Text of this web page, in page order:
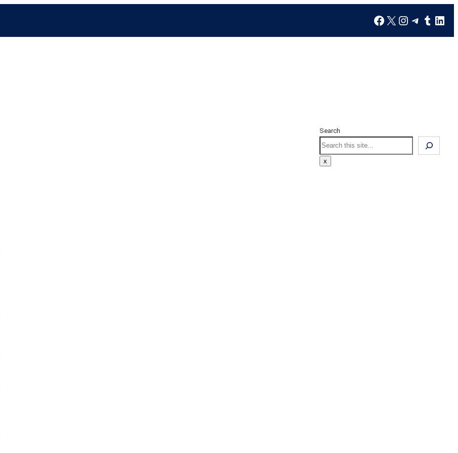
Search
x